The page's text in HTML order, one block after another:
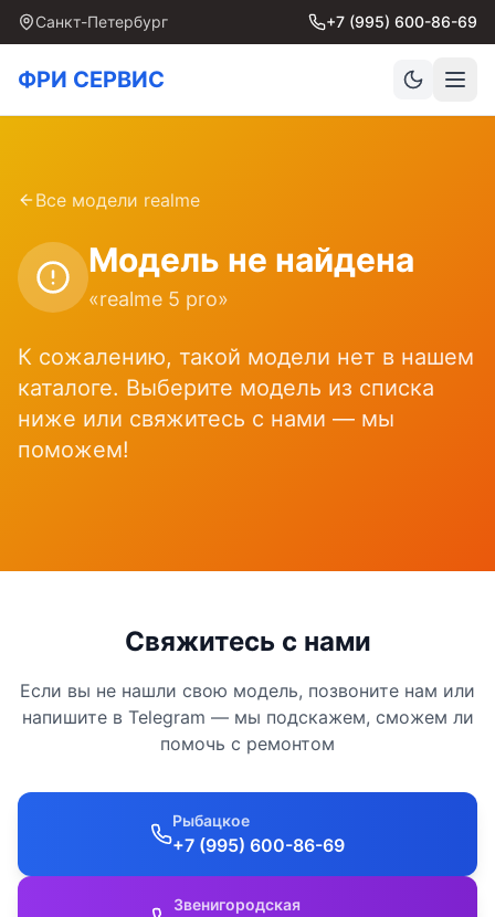
Санкт-Петербург +7 (995) 600-86-69
ФРИ СЕРВИС
Все модели realme
Модель не найдена
«realme 5 pro»
К сожалению, такой модели нет в нашем
каталоге. Выберите модель из списка
ниже или свяжитесь с нами — мы
поможем!
Свяжитесь с нами
Если вы не нашли свою модель, позвоните нам или
напишите в Telegram — мы подскажем, сможем ли
помочь с ремонтом
Рыбацкое
+7 (995) 600-86-69
Звенигородская